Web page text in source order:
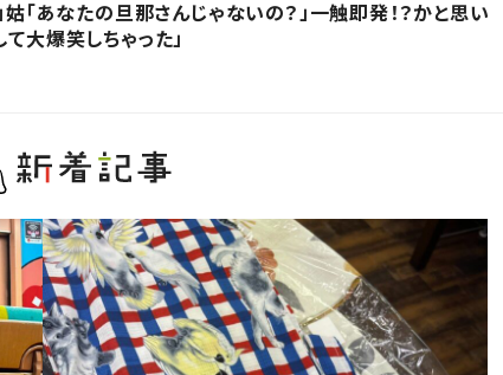
姑「あなたの旦那さんじゃないの？」一触即発！？かと思い
大爆笑しちゃった」